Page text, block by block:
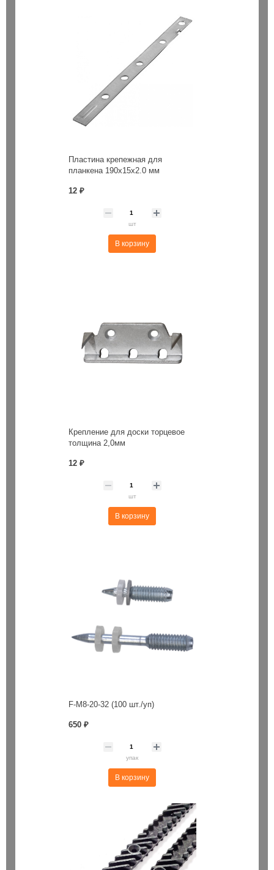
Пластина крепежная для
планкена 190х15х2.0 мм
12 ₽
шт
В корзину
Крепление для доски торцевое
толщина 2,0мм
12 ₽
шт
В корзину
F-M8-20-32 (100 шт./уп)
650 ₽
упак
В корзину